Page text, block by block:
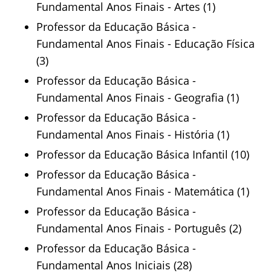
Fundamental Anos Finais - Artes (1)
Professor da Educação Básica -
Fundamental Anos Finais - Educação Física
(3)
Professor da Educação Básica -
Fundamental Anos Finais - Geografia (1)
Professor da Educação Básica -
Fundamental Anos Finais - História (1)
Professor da Educação Básica Infantil (10)
Professor da Educação Básica -
Fundamental Anos Finais - Matemática (1)
Professor da Educação Básica -
Fundamental Anos Finais - Português (2)
Professor da Educação Básica -
Fundamental Anos Iniciais (28)